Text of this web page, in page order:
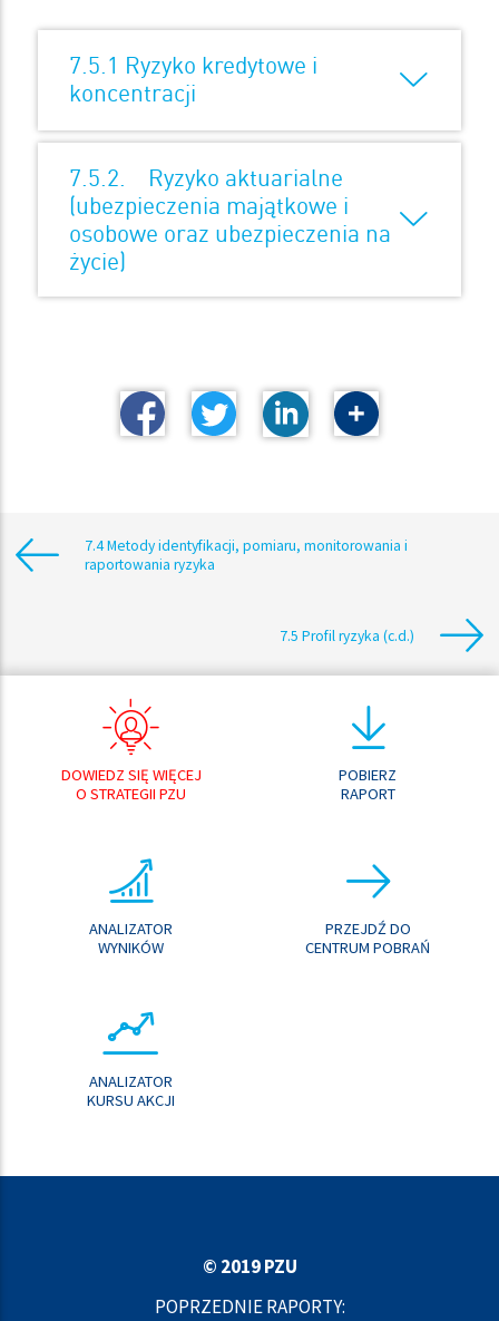
7.5.1 Ryzyko kredytowe i
koncentracji
7.5.2. Ryzyko aktuarialne
(ubezpieczenia majątkowe i
osobowe oraz ubezpieczenia na
życie)
7.4 Metody identyfikacji, pomiaru, monitorowania i
raportowania ryzyka
7.5 Profil ryzyka (c.d.)
DOWIEDZ SIĘ WIĘCEJ
O STRATEGII PZU
POBIERZ
RAPORT
ANALIZATOR
WYNIKÓW
PRZEJDŹ DO
CENTRUM POBRAŃ
ANALIZATOR
KURSU AKCJI
© 2019 PZU
POPRZEDNIE RAPORTY: